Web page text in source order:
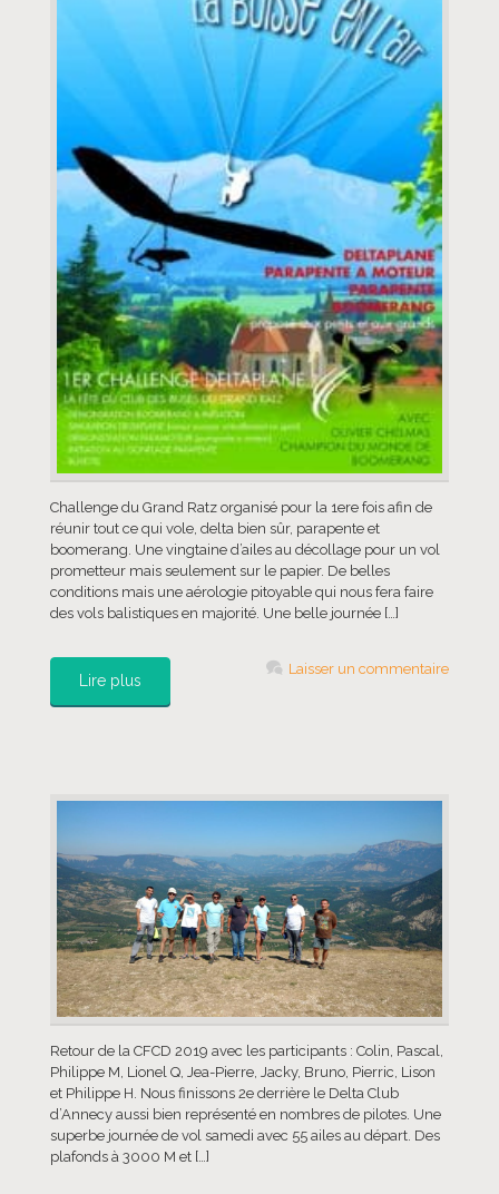
Challenge du Grand Ratz organisé pour la 1ere fois afin de
réunir tout ce qui vole, delta bien sûr, parapente et
boomerang. Une vingtaine d’ailes au décollage pour un vol
prometteur mais seulement sur le papier. De belles
conditions mais une aérologie pitoyable qui nous fera faire
des vols balistiques en majorité. Une belle journée […]
Lire plus
Laisser un commentaire
Retour de la CFCD 2019 avec les participants : Colin, Pascal,
Philippe M, Lionel Q, Jea-Pierre, Jacky, Bruno, Pierric, Lison
et Philippe H. Nous finissons 2e derrière le Delta Club
d’Annecy aussi bien représenté en nombres de pilotes. Une
superbe journée de vol samedi avec 55 ailes au départ. Des
plafonds à 3000 M et […]